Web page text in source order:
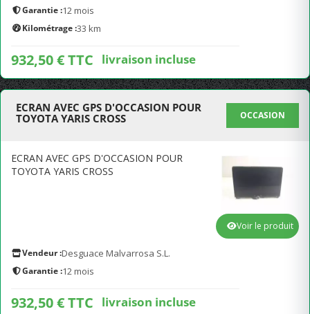
Garantie :12 mois
Kilométrage :33 km
932,50 € TTC livraison incluse
ECRAN AVEC GPS D'OCCASION POUR
TOYOTA YARIS CROSS
OCCASION
ECRAN AVEC GPS D'OCCASION POUR
TOYOTA YARIS CROSS
Vendeur :Desguace Malvarrosa S.L.
Garantie :12 mois
932,50 € TTC livraison incluse
Voir le produit